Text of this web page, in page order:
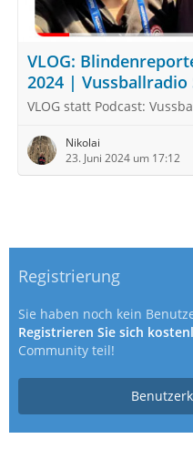
VLOG:
2024 | Vussballradio
VLOG statt Podcast:
Nikolai
23. Juni 2024 um 17:12
Registrierung
Sie haben noch kein
Registrieren Sie sich
Community teil!